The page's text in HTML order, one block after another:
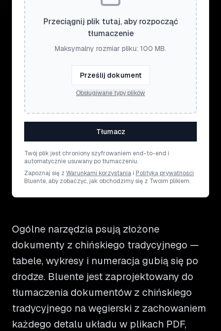
Przeciągnij plik tutaj, aby rozpocząć
tłumaczenie
Maksymalny rozmiar pliku: 100 MB.
Prześlij dokument
Obsługiwane typy plików
Tłumacz
Twój plik jest chroniony szyfrowaniem end-to-end i
automatycznie usuwany po tłumaczeniu.
Zapoznaj się z Warunkami korzystania i Polityką prywatności
Bluente, aby zobaczyć, jak obchodzimy się z Twoim plikiem.
Ogólne narzędzia psują złożone
dokumenty z chińskiego tradycyjnego —
tabele, wykresy i numeracja gubią się po
drodze. Bluente jest zaprojektowany do
tłumaczenia dokumentów z chińskiego
tradycyjnego na węgierski z zachowaniem
każdego detalu układu w plikach PDF,